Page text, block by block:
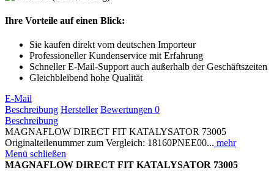
Ihre Vorteile auf einen Blick:
Sie kaufen direkt vom deutschen Importeur
Professioneller Kundenservice mit Erfahrung
Schneller E-Mail-Support auch außerhalb der Geschäftszeiten
Gleichbleibend hohe Qualität
E-Mail
Beschreibung Hersteller Bewertungen 0
Beschreibung
MAGNAFLOW DIRECT FIT KATALYSATOR 73005
Originalteilenummer zum Vergleich: 18160PNEE00... mehr
Menü schließen
MAGNAFLOW DIRECT FIT KATALYSATOR 73005